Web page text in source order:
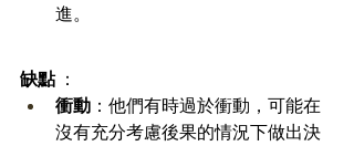
進。
缺點 ：
衝動 ：他們有時過於衝動，可能在
沒有充分考慮後果的情況下做出決